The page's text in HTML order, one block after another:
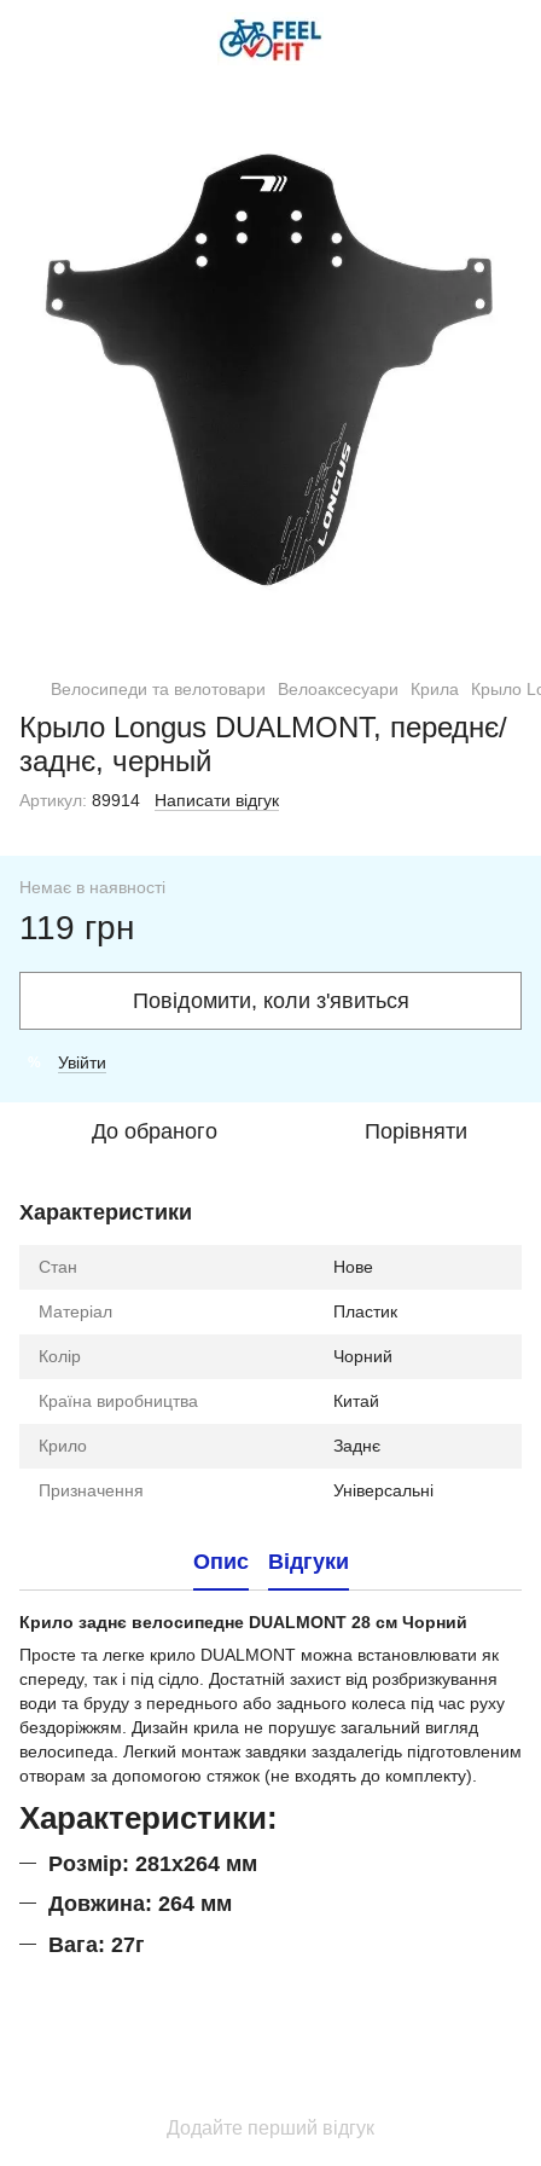
Велосипеди та велотовари Велоаксесуари Крила Крыло
Крыло Longus DUALMONT, переднє/
заднє, черный
Артикул: 89914 Написати відгук
Немає в наявності
119 грн
Повідомити, коли з'явиться
Увійти
До обраного Порівняти
Характеристики
Стан Нове
Матеріал Пластик
Колір Чорний
Країна виробництва Китай
Крило Заднє
Призначення Універсальні
Опис Відгуки
Крило заднє велосипедне DUALMONT 28 см Чорний
Просте та легке крило DUALMONT можна встановлювати як
спереду, так і під сідло. Достатній захист від розбризкування
води та бруду з переднього або заднього колеса під час руху
бездоріжжям. Дизайн крила не порушує загальний вигляд
велосипеда. Легкий монтаж завдяки заздалегідь підготовленим
отворам за допомогою стяжок (не входять до комплекту).
Характеристики:
Розмір: 281х264 мм
Довжина: 264 мм
Вага: 27г
Додайте перший відгук